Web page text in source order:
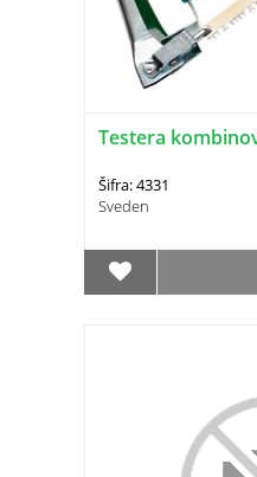
Testera
Šifra: 4331
Sveden